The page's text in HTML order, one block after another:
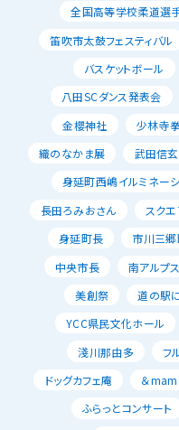
全国高等学校柔道選
笛吹市太鼓フェスティバル
バスケットボール
八田SCダンス発表会
金櫻神社
少林寺
織のなかま展
武田信玄
身延町西嶋イルミネー
長田ろみおさん
スクエ
身延町長
市川三
中央市長
南アルプ
美創祭
道の駅
YCC県民文化ホール
淺川那由多
フ
ドッグカフェ庵
＆
ふらっとコンサート